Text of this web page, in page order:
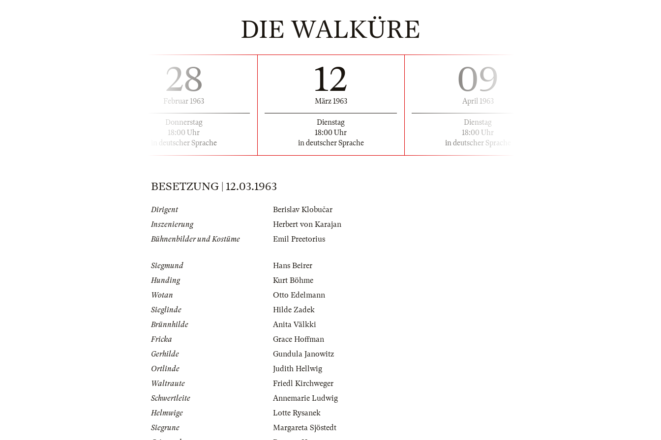
DIE WALKÜRE
28
Februar 1963
Donnerstag
18:00 Uhr
in deutscher Sprache
12
März 1963
Dienstag
18:00 Uhr
in deutscher Sprache
09
April 1963
Dienstag
18:00 Uhr
in deutscher Sprache
BESETZUNG | 12.03.1963
Dirigent
Berislav Klobučar
Inszenierung
Herbert von Karajan
Bühnenbilder und Kostüme
Emil Preetorius
Siegmund
Hans Beirer
Hunding
Kurt Böhme
Wotan
Otto Edelmann
Sieglinde
Hilde Zadek
Brünnhilde
Anita Välkki
Fricka
Grace Hoffman
Gerhilde
Gundula Janowitz
Ortlinde
Judith Hellwig
Waltraute
Friedl Kirchweger
Schwertleite
Annemarie Ludwig
Helmwige
Lotte Rysanek
Siegrune
Margareta Sjöstedt